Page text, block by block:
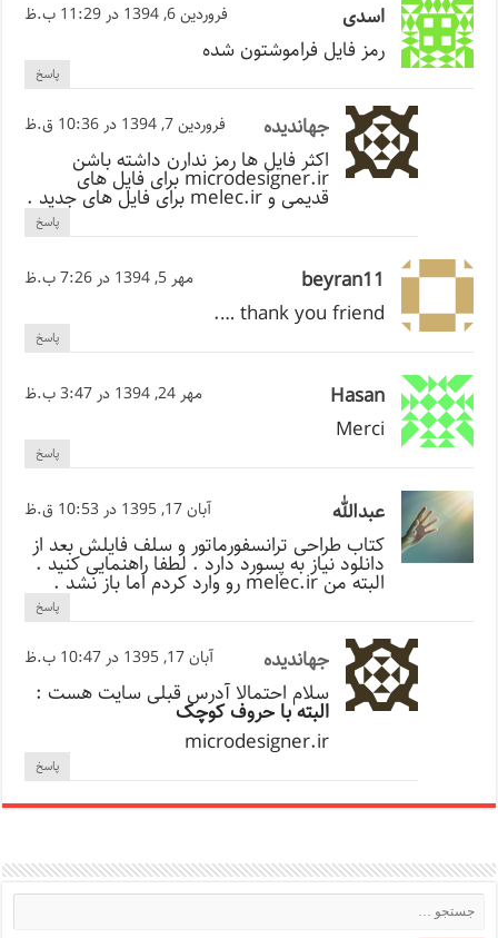
اسدی فروردین 6, 1394 در 11:29 ب.ظ
رمز فایل فراموشتون شده
پاسخ
جهاندیده فروردین 7, 1394 در 10:36 ق.ظ
اکثر فایل ها رمز ندارن داشته باشن
microdesigner.ir برای فایل های
قدیمی و melec.ir برای فایل های جدید .
پاسخ
beyran11 مهر 5, 1394 در 7:26 ب.ظ
thank you friend ….
پاسخ
Hasan مهر 24, 1394 در 3:47 ب.ظ
Merci
پاسخ
عبدالله آبان 17, 1395 در 10:53 ق.ظ
کتاب طراحی ترانسفورماتور و سلف فایلش بعد از
دانلود نیاز به پسورد دارد . لطفا راهنمایی کنید .
البته من melec.ir رو وارد کردم اما باز نشد .
پاسخ
جهاندیده آبان 17, 1395 در 10:47 ب.ظ
سلام احتمالا آدرس قبلی سایت هست :
البته با حروف کوچک
microdesigner.ir
پاسخ